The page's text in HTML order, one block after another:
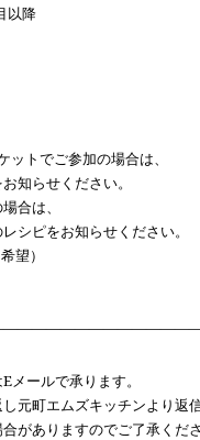
降
ットでご参加の場合は、
知らせください。
合は、
シピをお知らせください。
）
メールで承ります。
元町エムズキッチンより返
がありますのでご了承くだ